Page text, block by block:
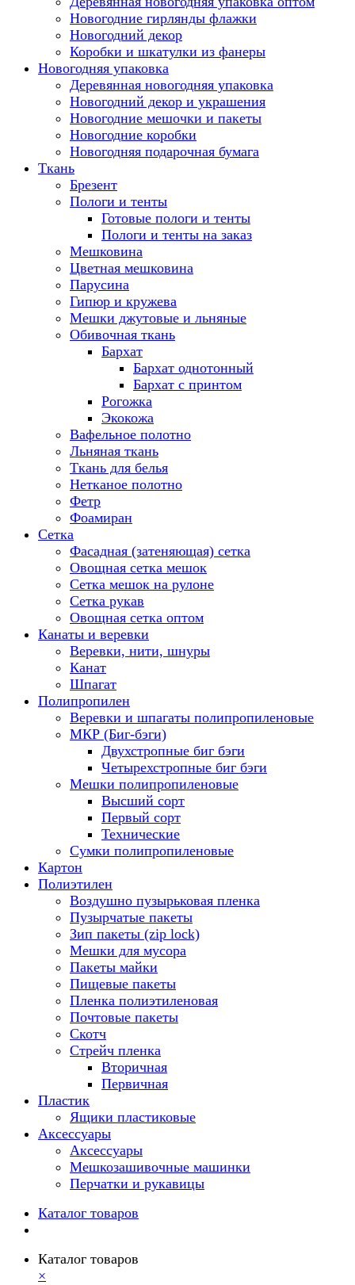
Новогодние гирлянды флажки
Новогодний декор
Коробки и шкатулки из фанеры
Новогодняя упаковка
Деревянная новогодняя упаковка
Новогодний декор и украшения
Новогодние мешочки и пакеты
Новогодние коробки
Новогодняя подарочная бумага
Ткань
Брезент
Пологи и тенты
Готовые пологи и тенты
Пологи и тенты на заказ
Мешковина
Цветная мешковина
Парусина
Гипюр и кружева
Мешки джутовые и льняные
Обивочная ткань
Бархат
Бархат однотонный
Бархат с принтом
Рогожка
Экокожа
Вафельное полотно
Льняная ткань
Ткань для белья
Нетканое полотно
Фетр
Фоамиран
Сетка
Фасадная (затеняющая) сетка
Овощная сетка мешок
Сетка мешок на рулоне
Сетка рукав
Овощная сетка оптом
Канаты и веревки
Веревки, нити, шнуры
Канат
Шпагат
Полипропилен
Веревки и шпагаты полипропиленовые
МКР (Биг-бэги)
Двухстропные биг бэги
Четырехстропные биг бэги
Мешки полипропиленовые
Высший сорт
Первый сорт
Технические
Сумки полипропиленовые
Картон
Полиэтилен
Воздушно пузырьковая пленка
Пузырчатые пакеты
Зип пакеты (zip lock)
Мешки для мусора
Пакеты майки
Пищевые пакеты
Пленка полиэтиленовая
Почтовые пакеты
Скотч
Стрейч пленка
Вторичная
Первичная
Пластик
Ящики пластиковые
Аксессуары
Аксессуары
Мешкозашивочные машинки
Перчатки и рукавицы
Каталог товаров
Каталог товаров
×